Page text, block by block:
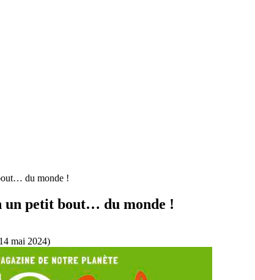
du monde !
un petit bout… du monde !
mai 2024)